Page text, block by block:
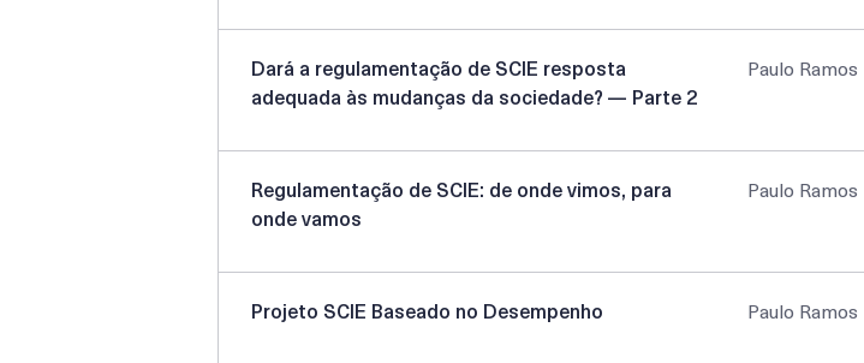
Dará a regulamentação de SCIE resposta
adequada às mudanças da sociedade? — Parte 2
Paulo Ramos
Regulamentação de SCIE: de onde vimos, para
onde vamos
Paulo Ramos
Projeto SCIE Baseado no Desempenho Paulo Ramos